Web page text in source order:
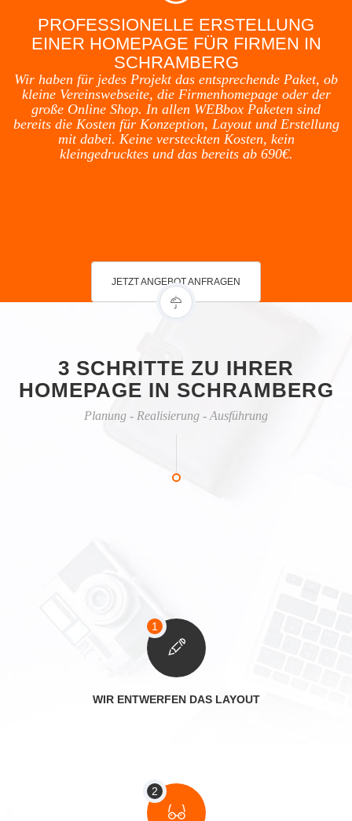
PROFESSIONELLE ERSTELLUNG
EINER HOMEPAGE FÜR FIRMEN IN
SCHRAMBERG
Wir haben für jedes Projekt das entsprechende Paket, ob
kleine Vereinswebseite, die Firmenhomepage oder der
große Online Shop. In allen WEBbox Paketen sind
bereits die Kosten für Konzeption, Layout und Erstellung
mit dabei. Keine versteckten Kosten, kein
kleingedrucktes und das bereits ab 690€.
JETZT ANGEBOT ANFRAGEN
3 SCHRITTE ZU IHRER
HOMEPAGE IN SCHRAMBERG
Planung - Realisierung - Ausführung
WIR ENTWERFEN DAS LAYOUT